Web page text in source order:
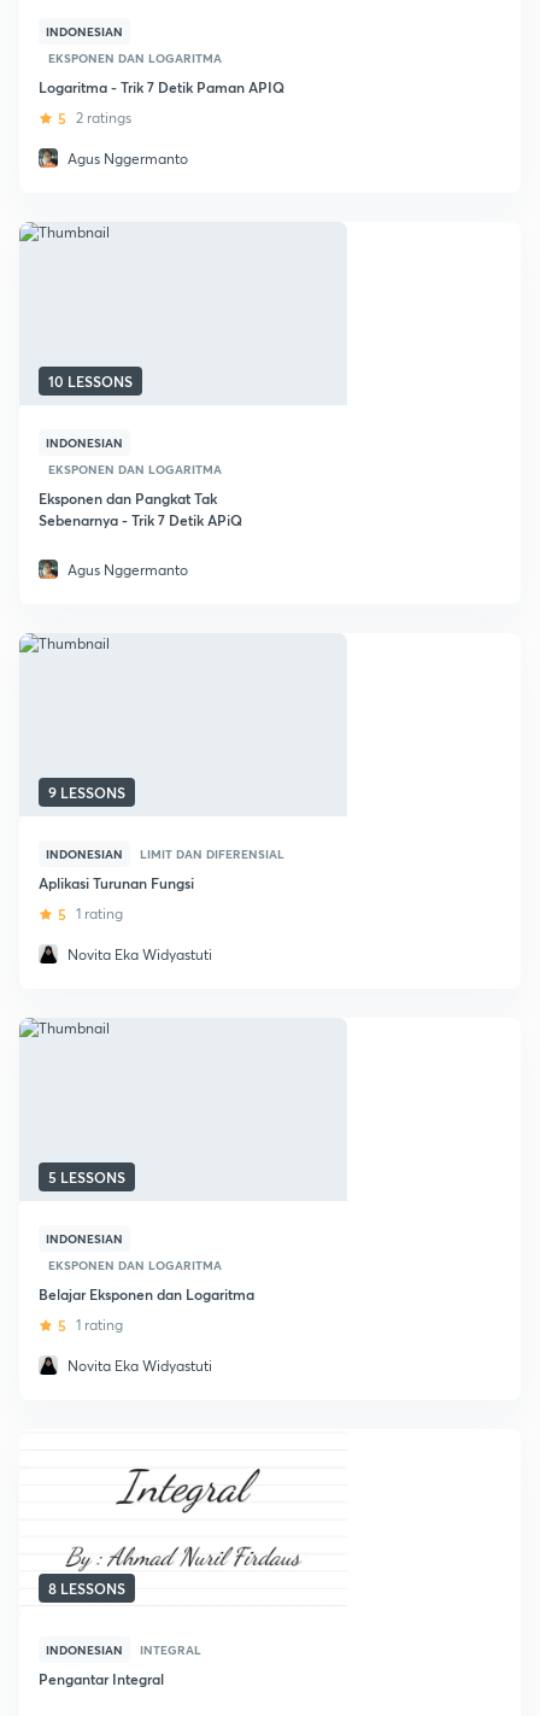
INDONESIAN
EKSPONEN DAN LOGARITMA
Logaritma - Trik 7 Detik Paman APIQ
5 2 ratings
Agus Nggermanto
10 LESSONS
INDONESIAN
EKSPONEN DAN LOGARITMA
Eksponen dan Pangkat Tak
Sebenarnya - Trik 7 Detik APiQ
Agus Nggermanto
9 LESSONS
INDONESIAN LIMIT DAN DIFERENSIAL
Aplikasi Turunan Fungsi
5 1 rating
Novita Eka Widyastuti
5 LESSONS
INDONESIAN
EKSPONEN DAN LOGARITMA
Belajar Eksponen dan Logaritma
5 1 rating
Novita Eka Widyastuti
8 LESSONS
INDONESIAN INTEGRAL
Pengantar Integral